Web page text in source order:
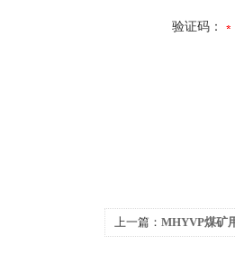
验证码：
上一篇： MHYVP煤矿